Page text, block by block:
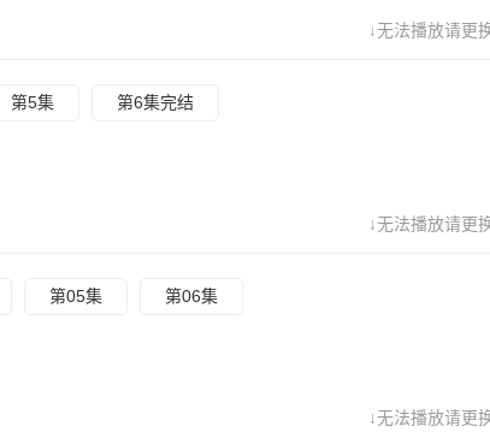
↓无法播放请更
第5集 第6集完结
↓无法播放请更
第05集 第06集
↓无法播放请更